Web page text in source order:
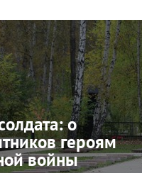
о
героям
войны